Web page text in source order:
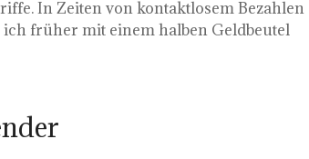
In Zeiten von kontaktlosem Bezahlen
ich früher mit einem halben Geldbeutel